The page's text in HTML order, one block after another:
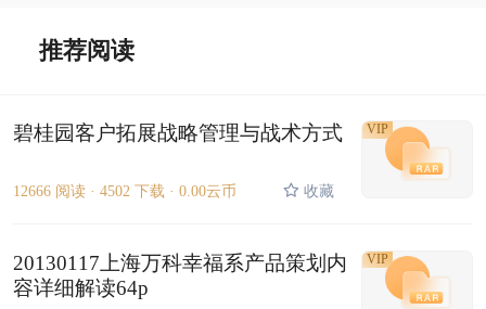
推荐阅读
碧桂园客户拓展战略管理与战术方式
12666 阅读 · 4502 下载 · 0.00云币 收藏
VIP
20130117上海万科幸福系产品策划内
容详细解读64p
VIP